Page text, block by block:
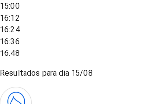
15:00
16:12
16:24
16:36
16:48
Resultados para dia 15/08